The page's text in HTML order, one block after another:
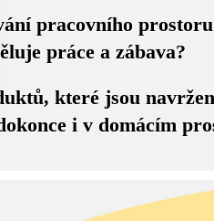
pracovního
práce a zábava?
které jsou
i v domácím